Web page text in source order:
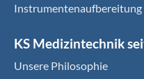
Instrumentenaufbereitung
KS Medizintechnik
Unsere Philosophie